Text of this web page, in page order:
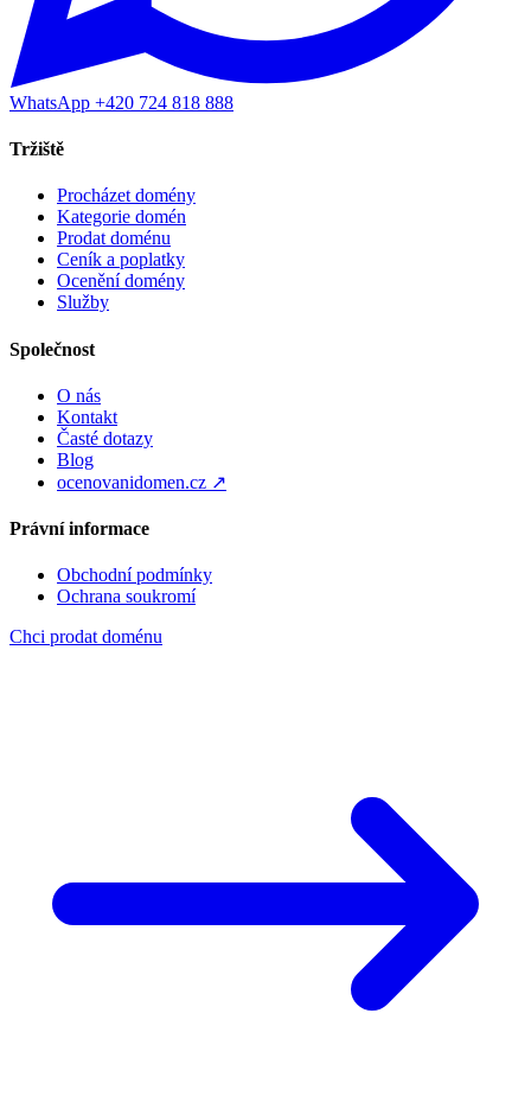
WhatsApp +420 724 818 888
Tržiště
Procházet domény
Kategorie domén
Prodat doménu
Ceník a poplatky
Ocenění domény
Služby
Společnost
O nás
Kontakt
Časté dotazy
Blog
ocenovanidomen.cz ↗
Právní informace
Obchodní podmínky
Ochrana soukromí
Chci prodat doménu